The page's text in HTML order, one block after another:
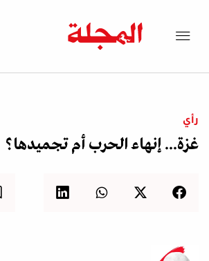
رأي
غزة... إنهاء الحرب أم تجميدها؟